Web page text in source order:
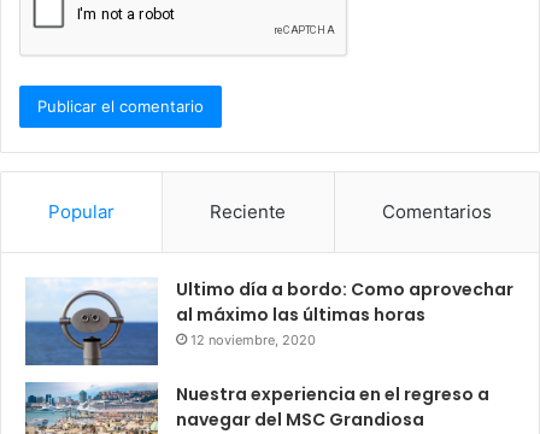
Popular Reciente Comentarios
Ultimo día a bordo: Como aprovechar
al máximo las últimas horas
12 noviembre, 2020
Nuestra experiencia en el regreso a
navegar del MSC Grandiosa